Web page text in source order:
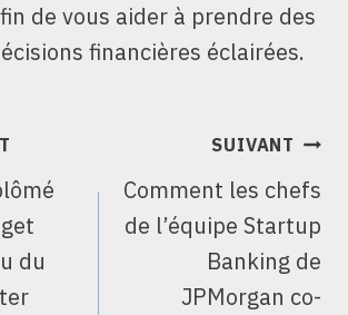
de vous aider à prendre des
financières éclairées.
du
SUIVANT
Comment les chefs
de l’équipe Startup
Banking de
JPMorgan co-